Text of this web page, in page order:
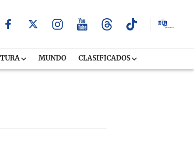
MUNDO CLASIFICADOS